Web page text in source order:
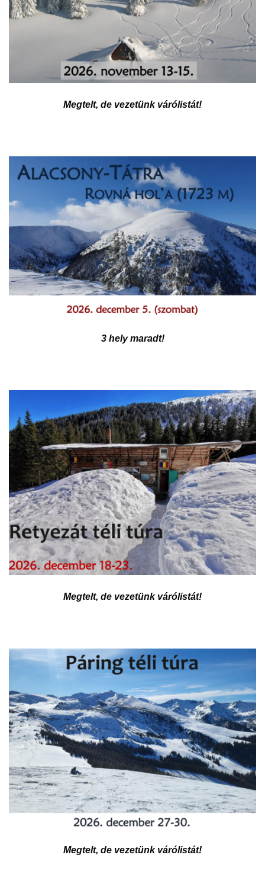
Megtelt, de vezetünk várólistát!
3 hely maradt!
Megtelt, de vezetünk várólistát!
Megtelt, de vezetünk várólistát!